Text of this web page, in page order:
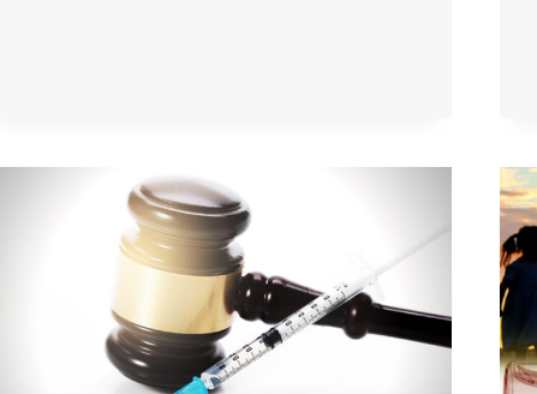
COVID-
IMPFSTOFF-
NEBENWIRKUNGEN
AN
VAERS
ENTLASSEN
HAT